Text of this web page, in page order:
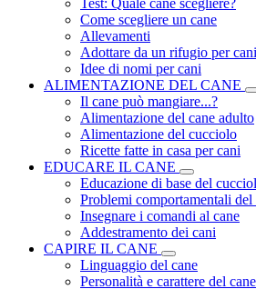
Test: Quale cane scegliere?
Come scegliere un cane
Allevamenti
Adottare da un rifugio per cani
Idee di nomi per cani
ALIMENTAZIONE DEL CANE
Il cane può mangiare...?
Alimentazione del cane adulto
Alimentazione del cucciolo
Ricette fatte in casa per cani
EDUCARE IL CANE
Educazione di base del
Problemi comportamentali del
Insegnare i comandi al cane
Addestramento dei cani
CAPIRE IL CANE
Linguaggio del cane
Personalità e carattere del cane